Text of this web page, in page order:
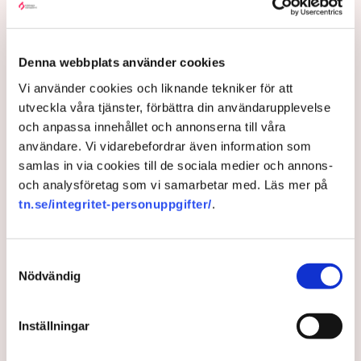
Denna webbplats använder cookies
Vi använder cookies och liknande tekniker för att
utveckla våra tjänster, förbättra din användarupplevelse
och anpassa innehållet och annonserna till våra
användare. Vi vidarebefordrar även information som
samlas in via cookies till de sociala medier och annons-
och analysföretag som vi samarbetar med. Läs mer på
tn.se/integritet-personuppgifter/.
Nödvändig
Inställningar
upptagna och kommer att utredas och lagföras, en del i
även använder drönare för att dokumentera och säkra
Myndigheter Gripanden Tranemo kommun
Polisen
Svensk Torv : en naturlig råvara
Allemansrätten
Brott
Tove Lifvendahl
Återställ Våtmarker
Utredningar
Skadegörelse Grimsås
Gabriel Cardona Cervantes